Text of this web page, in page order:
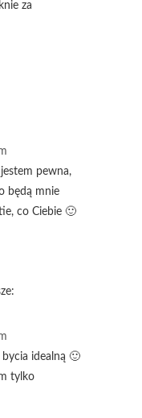
za
pewna,
będą mnie
co Ciebie 🙂
idealną 🙂
tylko